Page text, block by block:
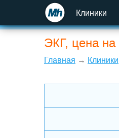
Клиники
ЭКГ, цена на
Главная → Клиники